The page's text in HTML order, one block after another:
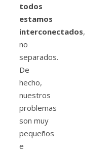
todos
estamos
interconectados,
no
separados.
De
hecho,
nuestros
problemas
son muy
pequeños
e